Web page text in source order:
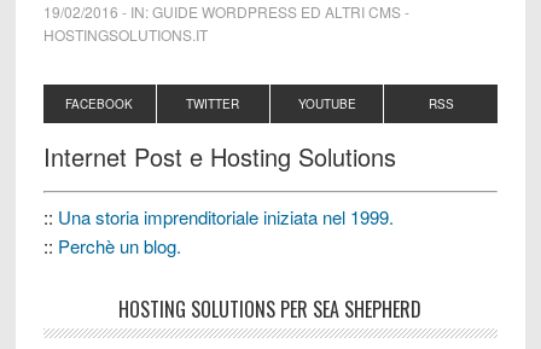
19/02/2016 - IN:GUIDE WORDPRESS ED ALTRI CMS-
HOSTINGSOLUTIONS.IT
FACEBOOK TWITTER YOUTUBE RSS
Internet Post e Hosting Solutions
:: Una storia imprenditoriale iniziata nel 1999.
:: Perchè un blog.
HOSTING SOLUTIONS PER SEA SHEPHERD